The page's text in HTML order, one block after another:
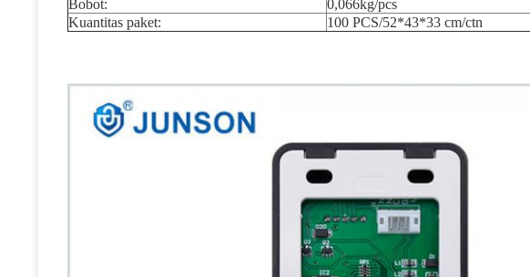
Bobot:
0,066kg/pcs
Kuantitas paket:
100 PCS/52*43*33 cm/ctn